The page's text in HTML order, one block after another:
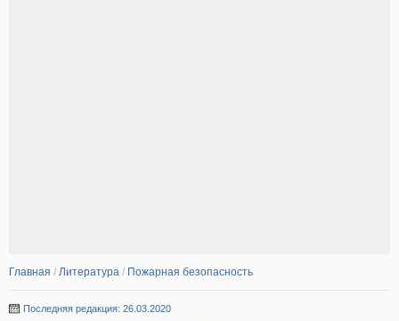
Главная / Литература / Пожарная безопасность
Последняя редакция: 26.03.2020